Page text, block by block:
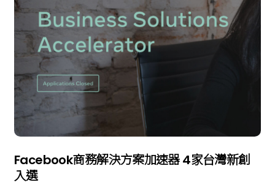
Facebook商務解決方案加速器 4家台灣新創
入選